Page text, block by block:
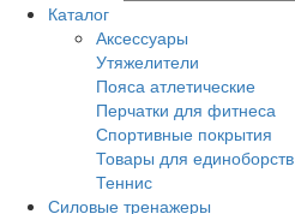
Каталог
Аксессуары
Утяжелители
Пояса атлетические
Перчатки для фитнеса
Спортивные покрытия
Товары для единоборств
Теннис
Силовые тренажеры